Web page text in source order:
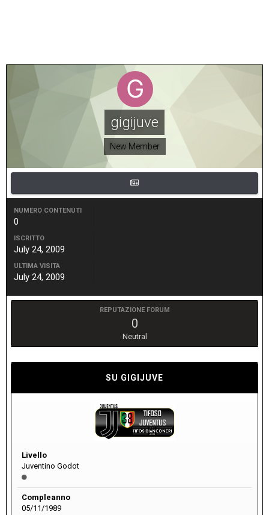
gigijuve
New Member
NUMERO CONTENUTI
0
ISCRITTO
July 24, 2009
ULTIMA VISITA
July 24, 2009
REPUTAZIONE FORUM
0
Neutral
SU GIGIJUVE
Livello
Juventino Godot
Compleanno
05/11/1989